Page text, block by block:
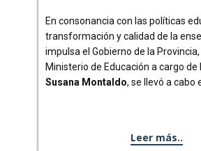
En consonancia con las políticas
transformación y calidad de la
impulsa el Gobierno de la Provincia,
Ministerio de Educación a cargo de
Susana Montaldo, se llevó a cabo
Leer más..